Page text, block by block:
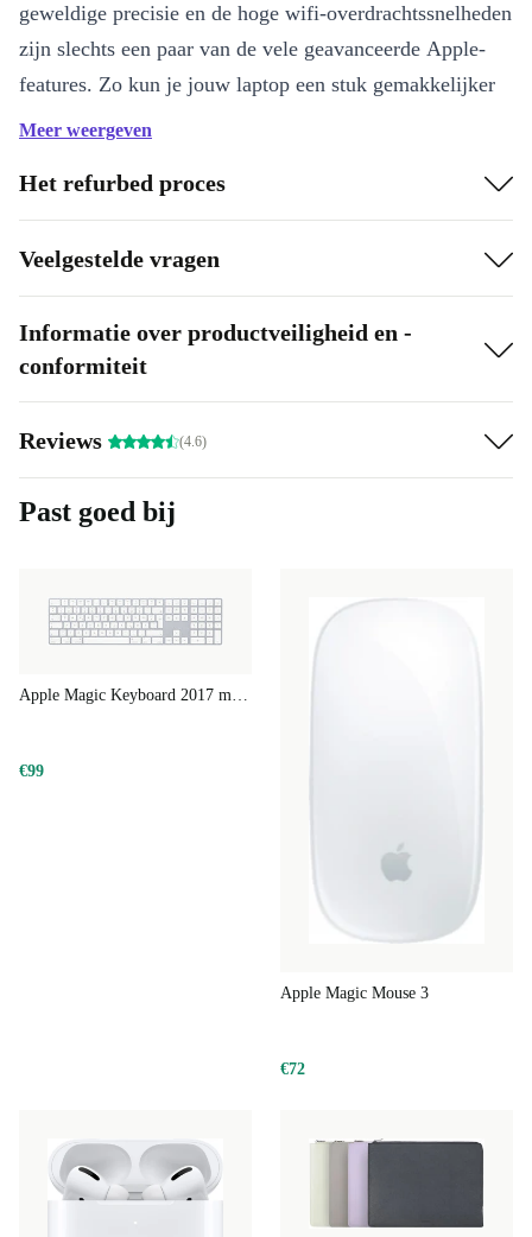
geweldige precisie en de hoge wifi-overdrachtssnelheden
zijn slechts een paar van de vele geavanceerde Apple-
features. Zo kun je jouw laptop een stuk gemakkelijker
bedienen dankzij de Touch Bar (aanraakgevoelige
toetsenbord) en Touch ID (vingerafdrukscanner).
Het True Tone Display brengt de geweldige
Ultrabooks. Kleuren worden natuurlijker en levendiger
weergegeven en sensoren meten het omgevingslicht om
stellen.
Niet alleen van binnen een bijzonder apparaat.
Ook als het gaat om de looks is de volledig gereviseerde
er opnieuw in om de perfecte balans te vinden tussen
design en technische hoogstandjes zoals architectuur en
uitstekend als altijd en zorgt voor een heerlijk gevoel bij
De refurbed MacBook Pro 2018 wordt volledig
gereviseerd in tot wel 40 stappen en ziet er niet alleen
Meer weergeven
Het refurbed proces
Veelgestelde vragen
Informatie over productveiligheid en -
conformiteit
Reviews (4.6)
Past goed bij
Apple Magic Keyboard 2017 met numeriek toetsenblok
€99
Apple Magic Mouse 3
€72